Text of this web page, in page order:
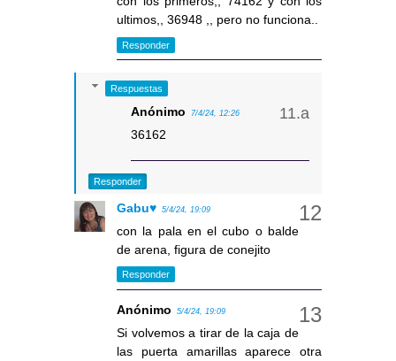
ultimos,, 36948 ,, pero no funciona..
Responder
Respuestas
Anónimo 7/4/24, 12:26
36162
Responder
Gabu♥ 5/4/24, 19:09
con la pala en el cubo o balde
de arena, figura de conejito
Responder
Anónimo 5/4/24, 19:09
Si volvemos a tirar de la caja de
las puerta amarillas aparece otra